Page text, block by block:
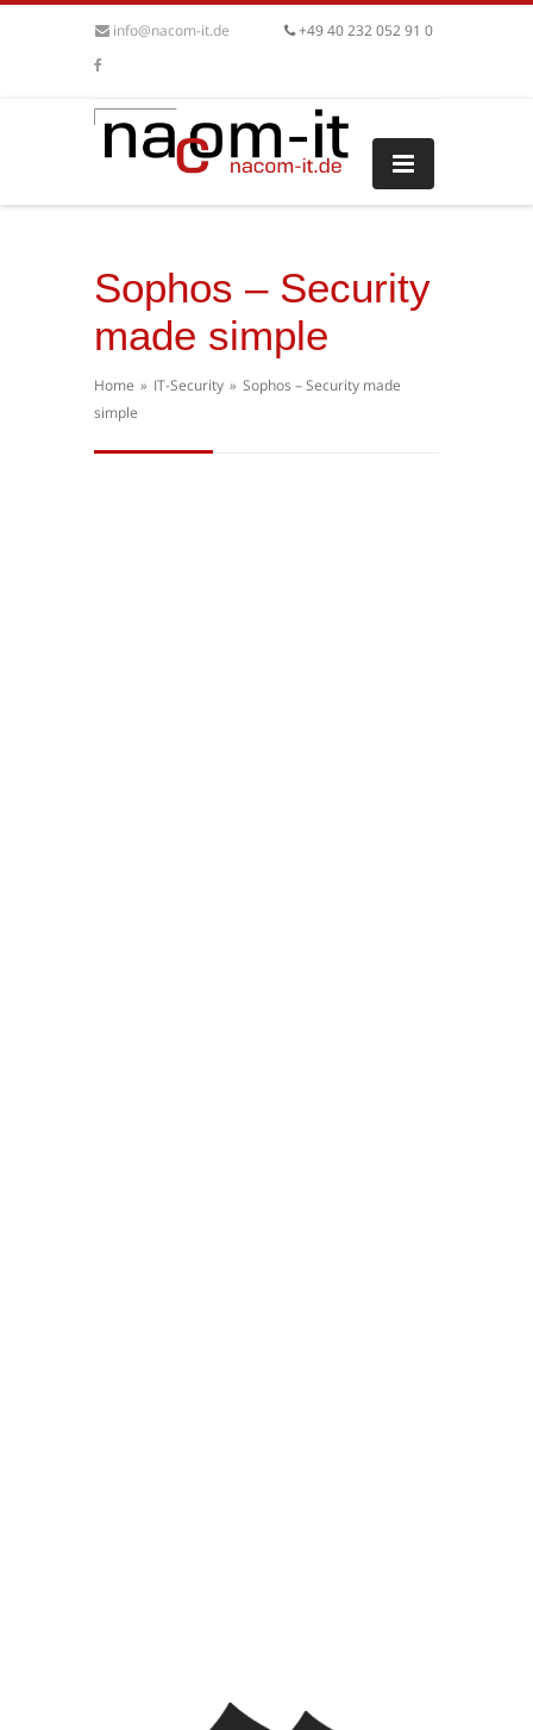
info@nacom-it.de +49 40 232 052 91 0
Sophos – Security
made simple
Home » IT-Security » Sophos – Security made
simple